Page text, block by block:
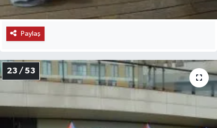
Paylaş
23 / 53